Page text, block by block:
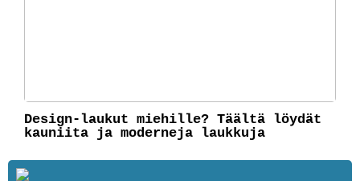
Design-laukut miehille? Täältä löydät
kauniita ja moderneja laukkuja